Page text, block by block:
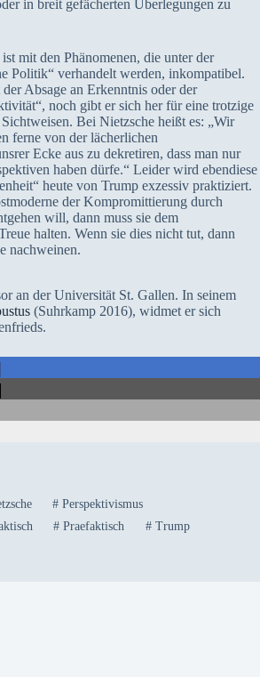
in breit gefächerten Überlegungen zu
mit den Phänomenen, die unter der
Politik“ verhandelt werden, inkompatibel.
Absage an Erkenntnis oder der
noch gibt er sich her für eine trotzige
Bei Nietzsche heißt es: „Wir
ferne von der lächerlichen
Ecke aus zu dekretiren, dass man nur
haben dürfe.“ Leider wird ebendiese
heute von Trump exzessiv praktiziert.
der Kompromittierung durch
will, dann muss sie dem
halten. Wenn sie dies nicht tut, dann
nachweinen.
an der Universität St. Gallen. In seinem
(Suhrkamp 2016), widmet er sich
# Perspektivismus
# Praefaktisch # Trump